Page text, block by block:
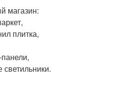
магазин:
плитка,
светильники.